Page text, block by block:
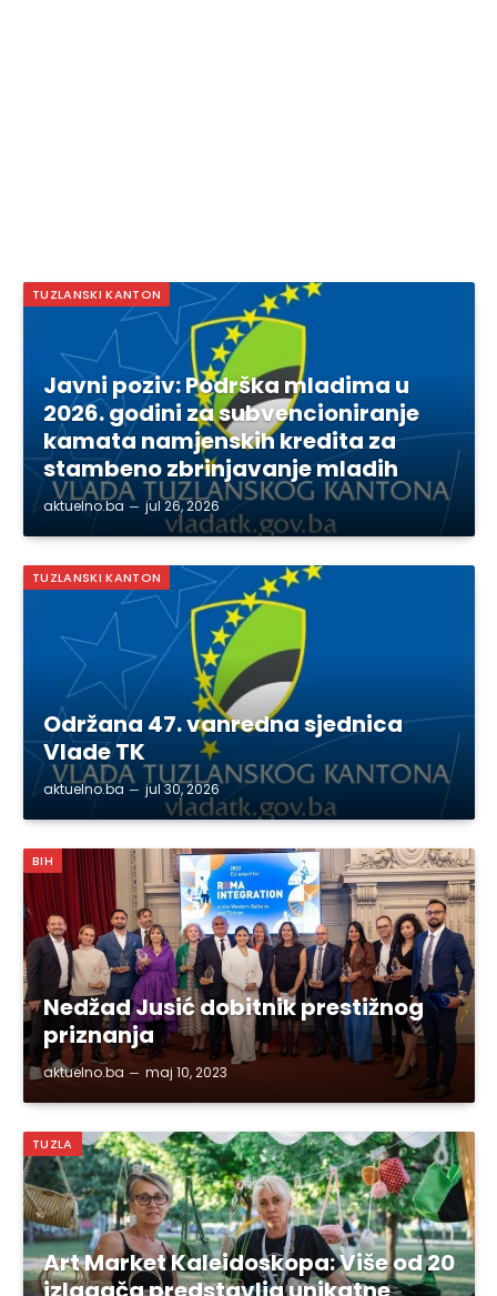
TUZLANSKI KANTON
Javni poziv: Podrška mladima u
2026. godini za subvencioniranje
kamata namjenskih kredita za
stambeno zbrinjavanje mladih
aktuelno.ba jul 26, 2026
TUZLANSKI KANTON
Održana 47. vanredna sjednica
Vlade TK
aktuelno.ba jul 30, 2026
BIH
Nedžad Jusić dobitnik prestižnog
priznanja
aktuelno.ba maj 10, 2023
TUZLA
Art Market Kaleidoskopa: Više od 20